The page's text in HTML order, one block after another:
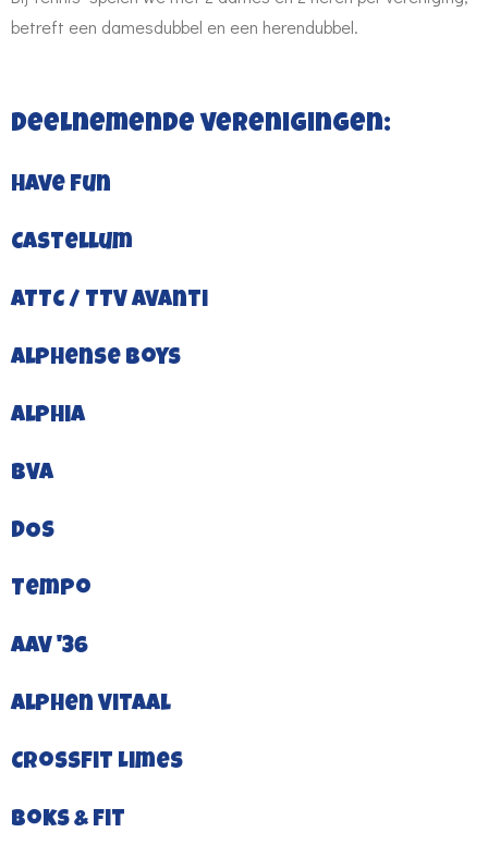
betreft een damesdubbel en een herendubbel.
Deelnemende verenigingen:
Have Fun
Castellum
ATTC / TTV Avanti
Alphense Boys
Alphia
BVA
DOS
Tempo
AAV '36
Alphen Vitaal
CrossFit Limes
Boks & Fit